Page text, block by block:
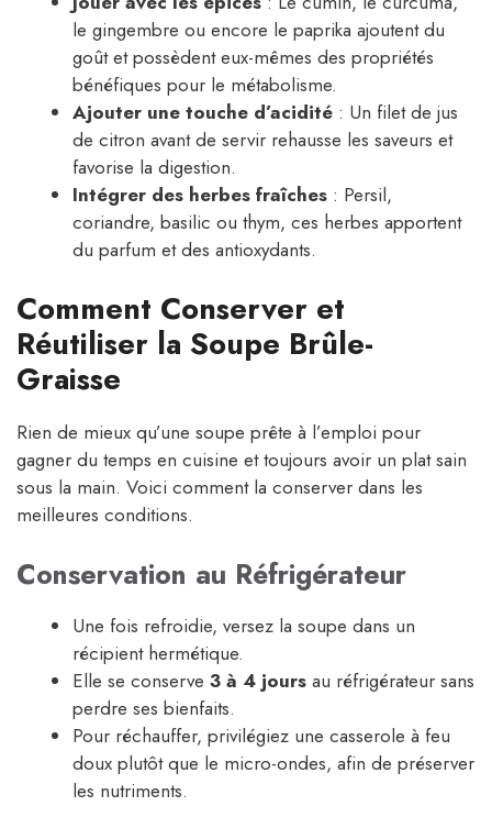
le gingembre ou encore le paprika ajoutent du
goût et possèdent eux-mêmes des propriétés
bénéfiques pour le métabolisme.
Ajouter une touche d’acidité : Un filet de jus
de citron avant de servir rehausse les saveurs et
favorise la digestion.
Intégrer des herbes fraîches : Persil,
coriandre, basilic ou thym, ces herbes apportent
du parfum et des antioxydants.
Comment Conserver et
Réutiliser la Soupe Brûle-
Graisse
Rien de mieux qu’une soupe prête à l’emploi pour
gagner du temps en cuisine et toujours avoir un plat sain
sous la main. Voici comment la conserver dans les
meilleures conditions.
Conservation au Réfrigérateur
Une fois refroidie, versez la soupe dans un
récipient hermétique.
Elle se conserve 3 à 4 jours au réfrigérateur sans
perdre ses bienfaits.
Pour réchauffer, privilégiez une casserole à feu
doux plutôt que le micro-ondes, afin de préserver
les nutriments.